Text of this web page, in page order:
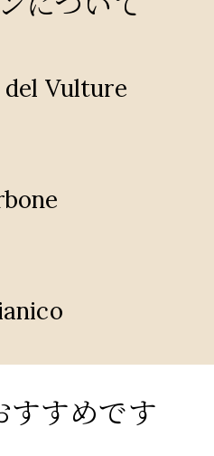
Vulture
すすめです